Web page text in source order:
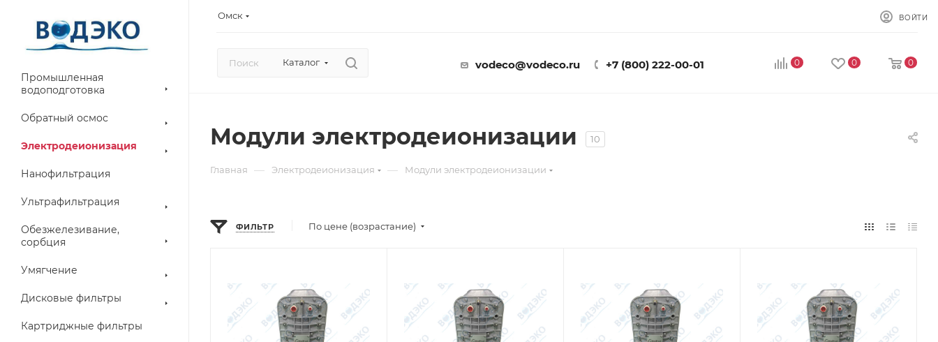
Омск ВОЙТИ
Каталог vodeco@vodeco.ru +7 (800) 222-00-01 0 0 0
Промышленная
водоподготовка
Обратный осмос
Электродеионизация
Нанофильтрация
Ультрафильтрация
Обезжелезивание,
сорбция
Умягчение
Дисковые фильтры
Картриджные фильтры
Модули электродеионизации 10
Главная — Электродеионизация — Модули электродеионизации
ФИЛЬТР По цене (возрастание)